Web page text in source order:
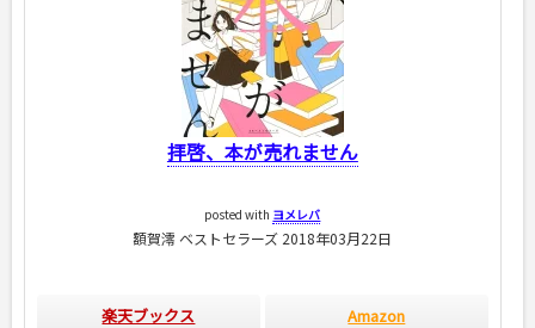
拝啓、本が売れません
posted with ヨメレバ
額賀澪 ベストセラーズ 2018年03月22日
楽天ブックス Amazon